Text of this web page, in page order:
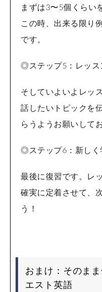
まずは3〜5個くらい
この時、出来る限り
です。
◎ステップ5：レッス
そしていよいよレッ
話したいトピックを
らうようお願いして
◎ステップ6：新しく
最後に復習です。レ
確実に定着させて、
う！
おまけ：そのま
エスト英語